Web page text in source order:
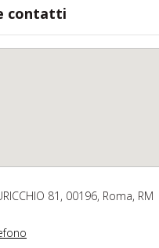
contatti
81, 00196, Roma, RM